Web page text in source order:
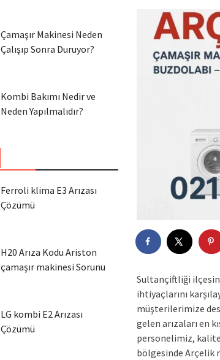
Sultançiftliği
ihtiyaçlarını
müşterilerimize
gelen arızaları en
personelimiz,
bölgesinde Arçelik
Çamaşır Makinesi Neden
Çalışıp Sonra Duruyor?
Kombi Bakımı Nedir ve
Neden Yapılmalıdır?
Ferroli klima E3 Arızası
Çözümü
H20 Arıza Kodu Ariston
çamaşır makinesi Sorunu
LG kombi E2 Arızası
Çözümü